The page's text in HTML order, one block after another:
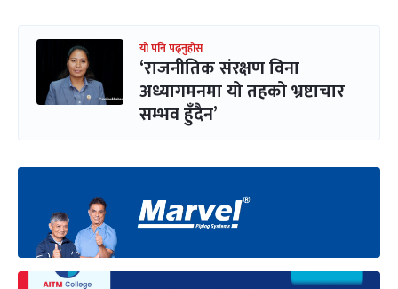
यो पनि पढ्नुहोस
‘राजनीतिक संरक्षण विना
अध्यागमनमा यो तहको भ्रष्टाचार
सम्भव हुँदैन’